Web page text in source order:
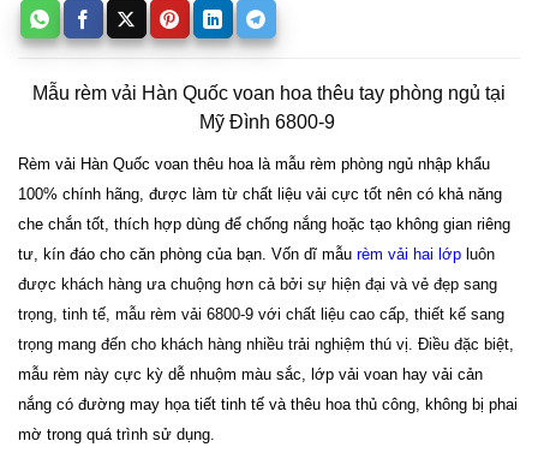
Mẫu rèm vải Hàn Quốc voan hoa thêu tay phòng ngủ tại
Mỹ Đình 6800-9
Rèm vải Hàn Quốc voan thêu hoa là mẫu rèm phòng ngủ nhập khẩu
100% chính hãng, được làm từ chất liệu vải cực tốt nên có khả năng
che chắn tốt, thích hợp dùng để chống nắng hoặc tạo không gian riêng
tư, kín đáo cho căn phòng của bạn. Vốn dĩ mẫu rèm vải hai lớp luôn
được khách hàng ưa chuộng hơn cả bởi sự hiện đại và vẻ đẹp sang
trọng, tinh tế, mẫu rèm vải 6800-9 với chất liệu cao cấp, thiết kế sang
trọng mang đến cho khách hàng nhiều trải nghiệm thú vị. Điều đặc biệt
mẫu rèm này cực kỳ dễ nhuộm màu sắc, lớp vải voan hay vải cản
nắng có đường may họa tiết tinh tế và thêu hoa thủ công, không bị phai
mờ trong quá trình sử dụng.